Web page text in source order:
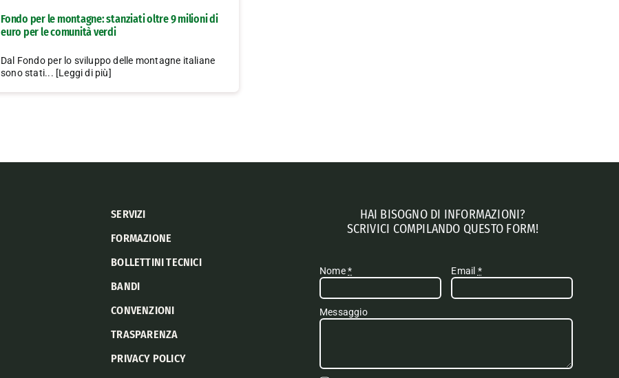
Fondo per le montagne: stanziati oltre 9 milioni di
euro per le comunità verdi
Dal Fondo per lo sviluppo delle montagne italiane
sono stati... [Leggi di più]
SERVIZI
FORMAZIONE
BOLLETTINI TECNICI
BANDI
CONVENZIONI
TRASPARENZA
PRIVACY POLICY
HAI BISOGNO DI INFORMAZIONI?
SCRIVICI COMPILANDO QUESTO FORM!
Nome* Email *
Messaggio